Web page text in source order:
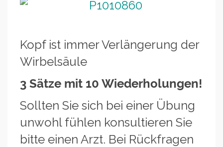
Kopf ist immer Verlängerung der
Wirbelsäule
3 Sätze mit 10 Wiederholungen!
Sollten Sie sich bei einer Übung
unwohl fühlen konsultieren Sie
bitte einen Arzt. Bei Rückfragen